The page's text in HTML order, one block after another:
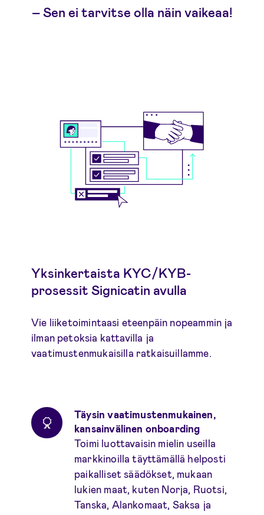
–Sen ei tarvitse olla näin vaikeaa!
Yksinkertaista KYC/KYB-
prosessit Signicatin avulla
Vie liiketoimintaasi eteenpäin nopeammin ja
ilman petoksia kattavilla ja
vaatimustenmukaisilla ratkaisuillamme.
Täysin vaatimustenmukainen,
kansainvälinen onboarding
Toimi luottavaisin mielin useilla
markkinoilla täyttämällä helposti
paikalliset säädökset, mukaan
lukien maat, kuten Norja, Ruotsi,
Tanska, Alankomaat, Saksa ja